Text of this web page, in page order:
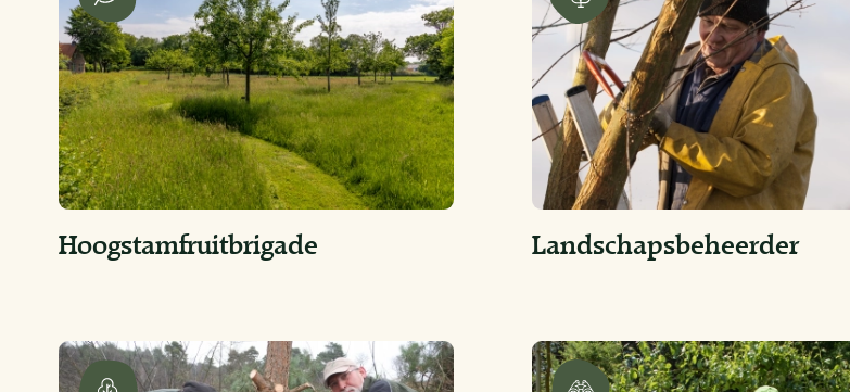
Hoogstamfruitbrigade Landschapsbeheerder